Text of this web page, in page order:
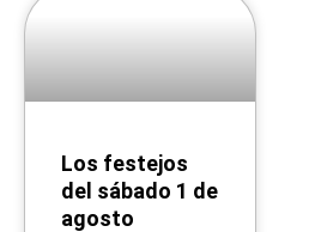
Los festejos
del sábado 1 de
agosto